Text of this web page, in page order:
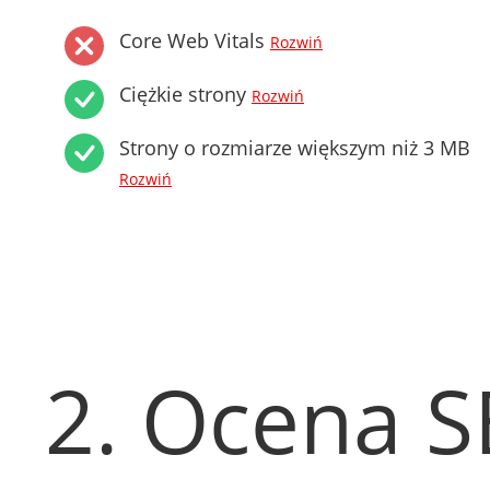
Core Web Vitals Rozwiń
Ciężkie strony Rozwiń
Strony o rozmiarze większym niż 3 MB
Rozwiń
2. Ocena